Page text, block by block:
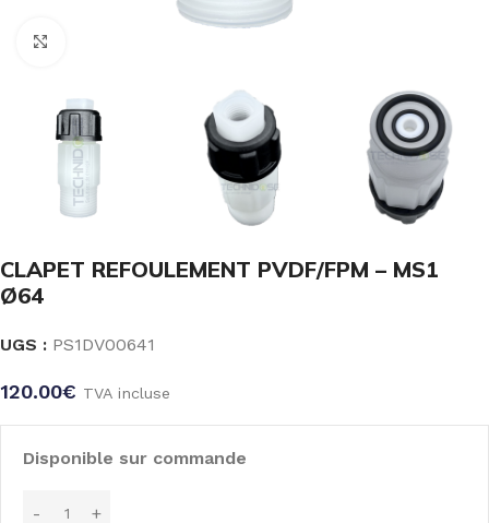
CLAPET REFOULEMENT PVDF/FPM – MS1
Ø64
UGS : PS1DV00641
120.00€ TVA incluse
Disponible sur commande